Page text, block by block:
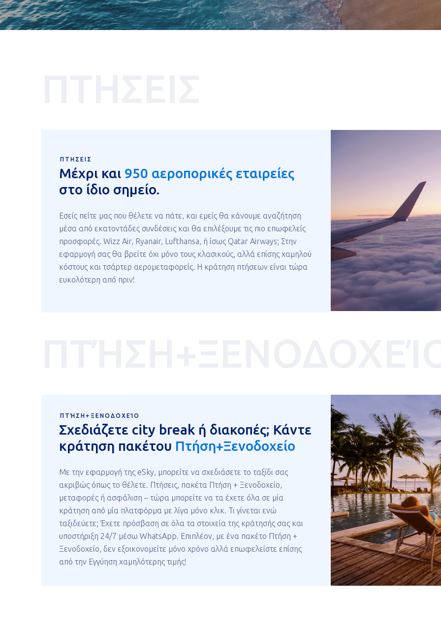
ΠΤΗΣΕΙΣ
Μέχρι και 950 αεροπορικές εταιρείες
στο ίδιο σημείο.
Εσείς πείτε μας που θέλετε να πάτε, και εμείς θα κάνουμε αναζήτηση
μέσα από εκατοντάδες συνδέσεις και θα επιλέξουμε τις πιο επωφελείς
προσφορές. Wizz Air, Ryanair, Lufthansa, ή ίσως Qatar Airways; Στην
εφαρμογή σας θα βρείτε όχι μόνο τους κλασικούς, αλλά επίσης χαμηλού
κόστους και τσάρτερ αερομεταφορείς. Η κράτηση πτήσεων είναι τώρα
ευκολότερη από πριν!
ΠΤΉΣΗ+ΞΕΝΟΔΟΧΕΊΟ
Σχεδιάζετε city break ή διακοπές; Κάντε
κράτηση πακέτου Πτήση+Ξενοδοχείο
Με την εφαρμογή της eSky, μπορείτε να σχεδιάσετε το ταξίδι σας
ακριβώς όπως το θέλετε. Πτήσεις, πακέτα Πτήση + Ξενοδοχείο,
μεταφορές ή ασφάλιση – τώρα μπορείτε να τα έχετε όλα σε μία
κράτηση από μία πλατφόρμα με λίγα μόνο κλικ. Τι γίνεται ενώ
ταξιδεύετε; Έχετε πρόσβαση σε όλα τα στοιχεία της κράτησής σας και
υποστήριξη 24/7 μέσω WhatsApp. Επιπλέον, με ένα πακέτο Πτήση +
Ξενοδοχείο, δεν εξοικονομείτε μόνο χρόνο αλλά επωφελείστε επίσης
από την Εγγύηση χαμηλότερης τιμής!